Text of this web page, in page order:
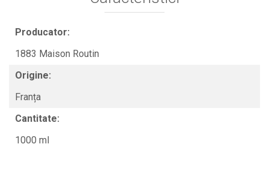
Producator:
1883 Maison Routin
Origine:
Franța
Cantitate:
1000 ml